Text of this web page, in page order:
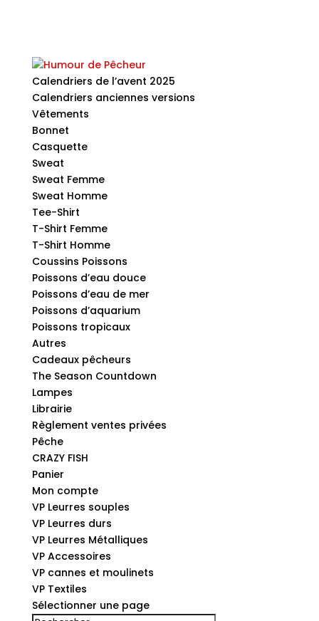
Calendriers de l’avent 2025
Calendriers anciennes versions
Vêtements
Bonnet
Casquette
Sweat
Sweat Femme
Sweat Homme
Tee-Shirt
T-Shirt Femme
T-Shirt Homme
Coussins Poissons
Poissons d’eau douce
Poissons d’eau de mer
Poissons d’aquarium
Poissons tropicaux
Autres
Cadeaux pêcheurs
The Season Countdown
Lampes
Librairie
Règlement ventes privées
Pêche
CRAZY FISH
Panier
Mon compte
VP Leurres souples
VP Leurres durs
VP Leurres Métalliques
VP Accessoires
VP cannes et moulinets
VP Textiles
Sélectionner une page